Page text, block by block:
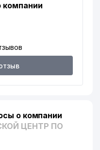
компании
о компании
ЦЕНТР ПО